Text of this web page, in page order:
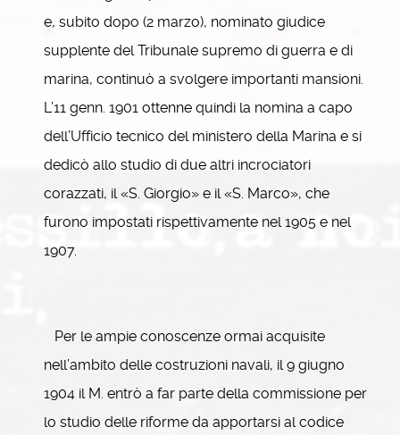
e, subito dopo (2 marzo), nominato giudice
supplente del Tribunale supremo di guerra e di
marina, continuò a svolgere importanti mansioni.
L’11 genn. 1901 ottenne quindi la nomina a capo
dell’Ufficio tecnico del ministero della Marina e si
dedicò allo studio di due altri incrociatori
corazzati, il «S. Giorgio» e il «S. Marco», che
furono impostati rispettivamente nel 1905 e nel
1907.
Per le ampie conoscenze ormai acquisite
nell’ambito delle costruzioni navali, il 9 giugno
1904 il M. entrò a far parte della commissione per
lo studio delle riforme da apportarsi al codice